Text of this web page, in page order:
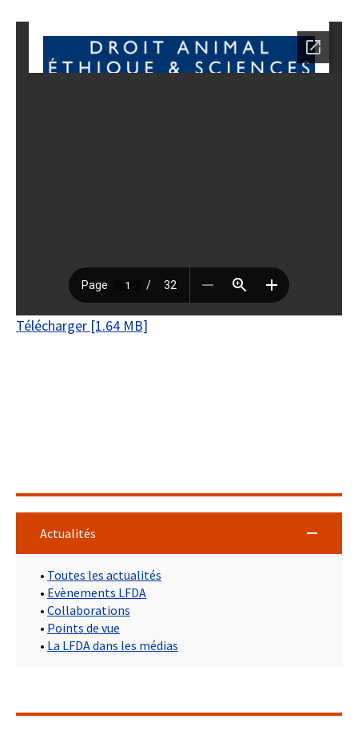
Télécharger [1.64 MB]
Actualités
• Toutes les actualités
• Evènements LFDA
• Collaborations
• Points de vue
• La LFDA dans les médias